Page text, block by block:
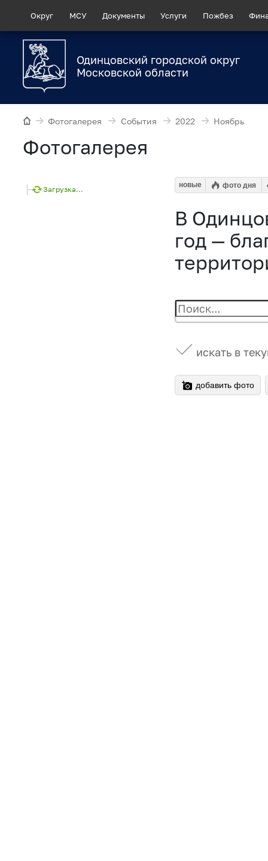
Округ МСУ Документы Услуги Пожбез
Одинцовский городской округ
Московской области
Фотогалерея События 2022 Ноябрь
Фотогалерея
Загрузка...
новые фото дня
В
год —
искать в
добавить фото